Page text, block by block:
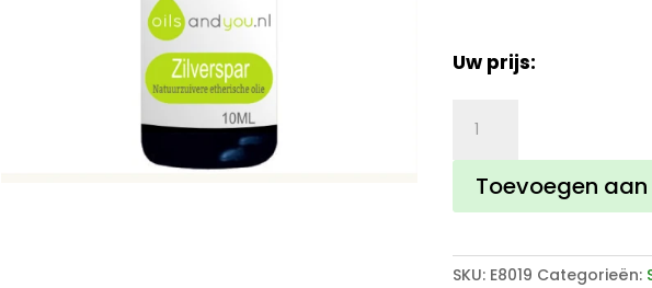
Uw prijs:
olie
aantal
Toevoegen
SKU: E8019 Categorieën: